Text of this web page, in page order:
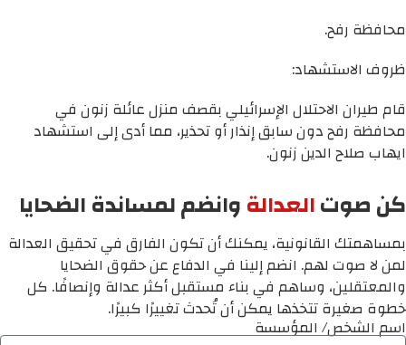
محافظة رفح.
ظروف الاستشهاد:
قام طيران الاحتلال الإسرائيلي بقصف منزل عائلة زنون في
محافظة رفح دون سابق إنذار أو تحذير، مما أدى إلى استشهاد
ايهاب صلاح الدين زنون.
كن صوتالعدالةوانضم لمساندة الضحايا
بمساهمتك القانونية، يمكنك أن تكون الفارق في تحقيق العدالة
لمن لا صوت لهم. انضم إلينا في الدفاع عن حقوق الضحايا
والمعتقلين، وساهم في بناء مستقبل أكثر عدالة وإنصافًا. كل
خطوة صغيرة تتخذها يمكن أن تُحدث تغييرًا كبيرًا.
اسم الشخص/ المؤسسة